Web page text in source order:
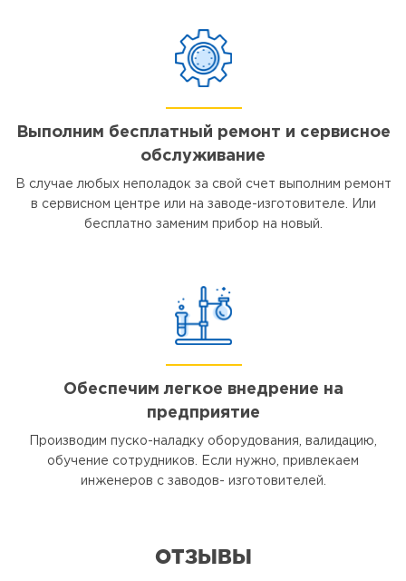
Выполним бесплатный ремонт и сервисное
обслуживание
В случае любых неполадок за свой счет выполним ремонт
в сервисном центре или на заводе-изготовителе. Или
бесплатно заменим прибор на новый.
Обеспечим легкое внедрение на
предприятие
Производим пуско-наладку оборудования, валидацию,
обучение сотрудников. Если нужно, привлекаем
инженеров с заводов- изготовителей.
ОТЗЫВЫ